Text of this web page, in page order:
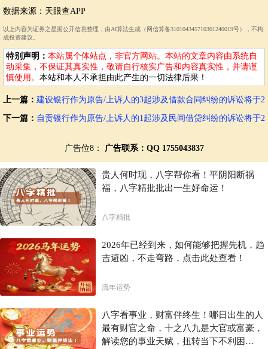
数据来源：天眼查APP
以上内容为证券之星据公开信息整理，由AI算法生成（网信算备310104345710301240019号），不构
成投资建议。
特别声明： 本站属个体站点，非官方网站。本站的文章内容由系统自
动采集，不保证其真实性，敬请自行核实广告和内容真实性，并请谨
慎使用。 本站和本人不承担由此产生的一切法律后果！
上一篇： 建设银行作为原告/上诉人的3起涉及借款合同纠纷的诉讼将于2
下一篇： 自贡银行作为原告/上诉人的1起涉及民间借贷纠纷的诉讼将于2
广告位8： 广告联系：QQ 1755043837
贵人何时现，八字帮你看！平阴阳断祸
福，八字精批批出一生好命运！
八字精批
2026年已经到来，如何能够把握先机，趋
吉避凶，不走弯路，点击此处查看！
流年运势
八字看事业，财富伴终生！哪日出生的人
最有财官之命，十之八九是大官或富豪，
解读您的事业天赋，扭转当下不利困